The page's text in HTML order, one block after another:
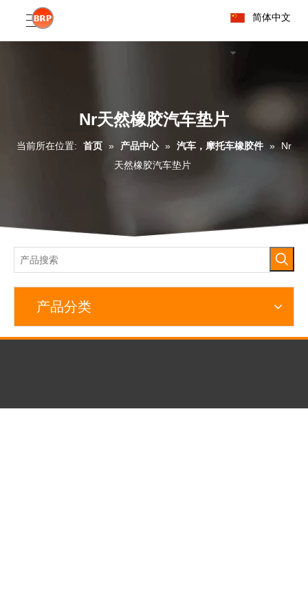
简体中文
Nr天然橡胶汽车垫片
当前所在位置: 首页 » 产品中心 » 汽车，摩托车橡胶件 »
Nr
天然橡胶汽车垫片
产品分类